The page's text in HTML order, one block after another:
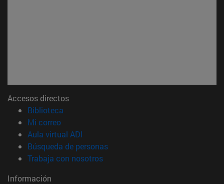
Accesos directos
Biblioteca
Mi correo(abre en nueva ventana)
Aula virtual ADI
Búsqueda de personas(abre en nueva ventana)
Trabaja con nosotros(abre en nueva ventana)
Información